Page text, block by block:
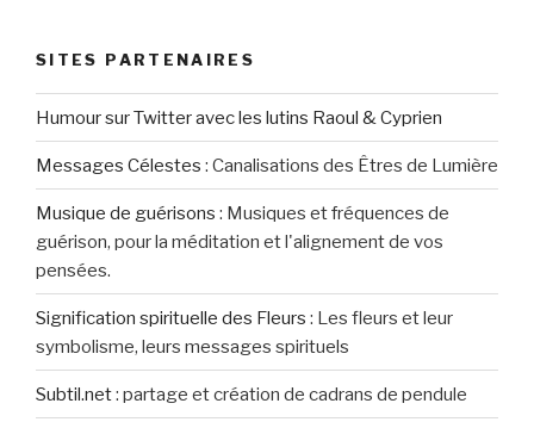
SITES PARTENAIRES
Humour sur Twitter avec les lutins Raoul & Cyprien
Messages Célestes : Canalisations des Êtres de Lumière
Musique de guérisons : Musiques et fréquences de
guérison, pour la méditation et l'alignement de vos
pensées.
Signification spirituelle des Fleurs : Les fleurs et leur
symbolisme, leurs messages spirituels
Subtil.net: partage et création de cadrans de pendule